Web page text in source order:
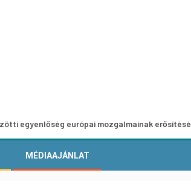
európai mozgalmainak erősítésére
MÉDIAAJÁNLAT